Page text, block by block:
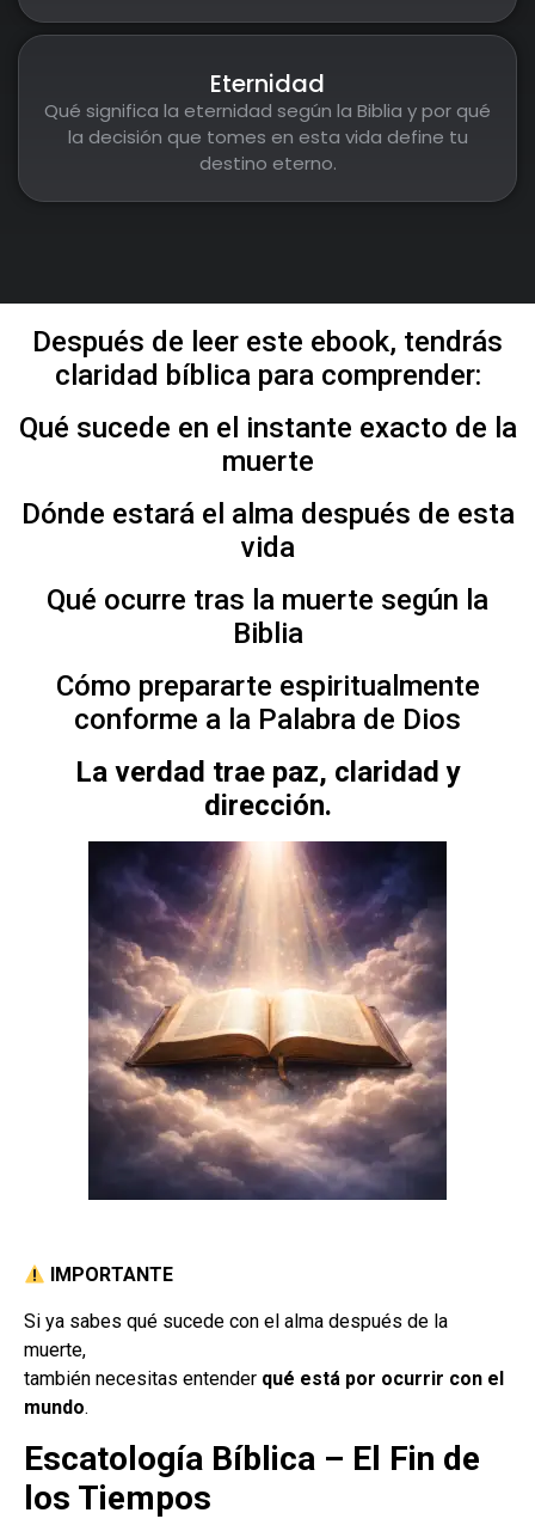
Eternidad
Qué significa la eternidad según la Biblia y por qué
la decisión que tomes en esta vida define tu
destino eterno.
Después de leer este ebook, tendrás
claridad bíblica para comprender:
Qué sucede en el instante exacto de la
muerte
Dónde estará el alma después de esta
vida
Qué ocurre tras la muerte según la
Biblia
Cómo prepararte espiritualmente
conforme a la Palabra de Dios
La verdad trae paz, claridad y
dirección.
IMPORTANTE
Si ya sabes qué sucede con el alma después de la
muerte,
también necesitas entender qué está por ocurrir con el
mundo.
Escatología Bíblica – El Fin de
los Tiempos